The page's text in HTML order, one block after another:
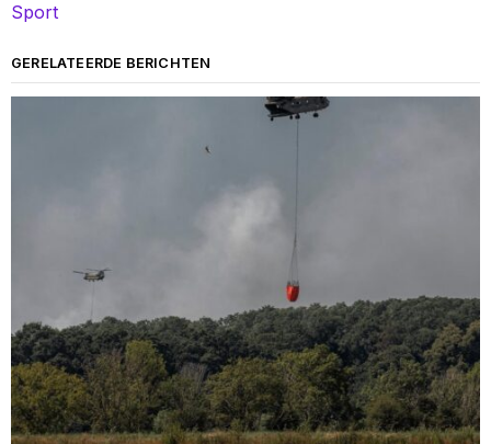
Sport
GERELATEERDE BERICHTEN